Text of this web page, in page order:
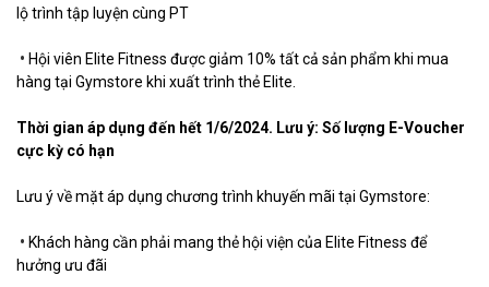
lộ trình tập luyện cùng PT
• Hội viên Elite Fitness được giảm 10% tất cả sản phẩm khi mua
hàng tại Gymstore khi xuất trình thẻ Elite.
Thời gian áp dụng đến hết 1/6/2024. Lưu ý: Số lượng E-Voucher
cực kỳ có hạn
Lưu ý về mặt áp dụng chương trình khuyến mãi tại Gymstore:
• Khách hàng cần phải mang thẻ hội viện của Elite Fitness để
hưởng ưu đãi